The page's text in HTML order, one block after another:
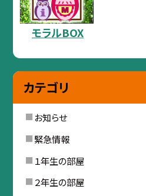
モラルBOX
カテゴリ
お知らせ
緊急情報
１年生の部屋
２年生の部屋